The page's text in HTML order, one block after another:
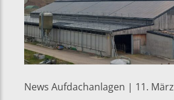
News Aufdachanlagen | 11. März